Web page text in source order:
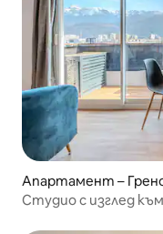
Апартамент –
Студио с изглед